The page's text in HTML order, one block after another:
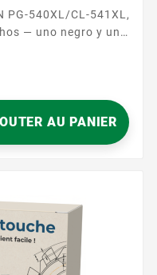
PG-540XL/CL-541XL,
— uno negro y uno
del día a
o el teletrabajo.
Canon que aceptan
AU PANIER